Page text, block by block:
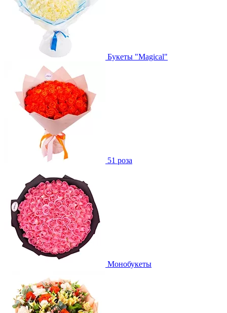
Букеты "Magical"
51 роза
Монобукеты